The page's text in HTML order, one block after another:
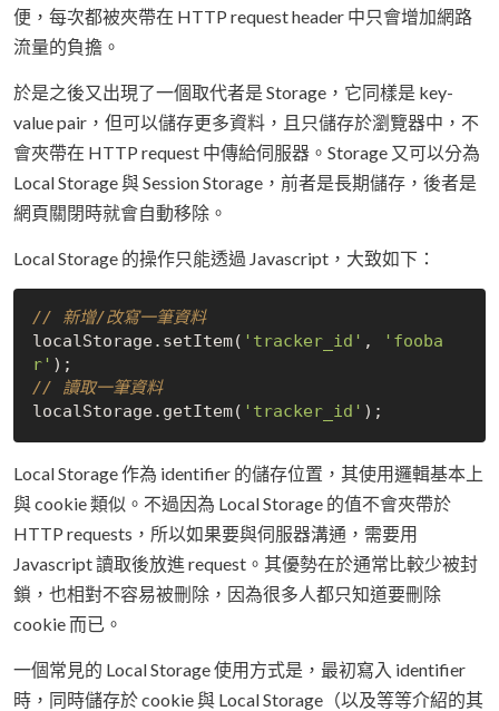
便，每次都被夾帶在 HTTP request header 中只會增加網路
流量的負擔。
於是之後又出現了一個取代者是 Storage，它同樣是 key-
value pair，但可以儲存更多資料，且只儲存於瀏覽器中，不
會夾帶在 HTTP request 中傳給伺服器。Storage 又可以分為
Local Storage 與 Session Storage，前者是長期儲存，後者是
網頁關閉時就會自動移除。
Local Storage 的操作只能透過 Javascript，大致如下：
// 新增/改寫一筆資料
localStorage.setItem( 'tracker_id' ,
'fooba
r'
// 讀取一筆資料
localStorage.getItem( 'tracker_id'
Local Storage 作為 identifier 的儲存位置，其使用邏輯基本上
與 cookie 類似。不過因為 Local Storage 的值不會夾帶於
HTTP requests，所以如果要與伺服器溝通，需要用
Javascript 讀取後放進 request。其優勢在於通常比較少被封
鎖，也相對不容易被刪除，因為很多人都只知道要刪除
cookie 而已。
一個常見的 Local Storage 使用方式是，最初寫入 identifier
時，同時儲存於 cookie 與 Local Storage（以及等等介紹的其